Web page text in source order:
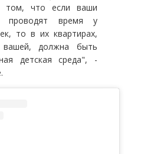
том, что если ваши
проводят время у
то в их квартирах,
должна быть
детская среда", -